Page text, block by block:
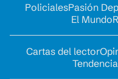
PolicialesPasión
El Mundo
Cartas del lector
Tendencia